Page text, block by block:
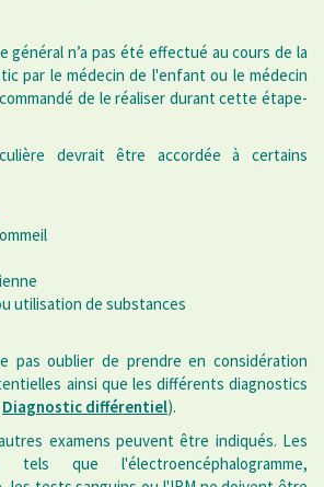
général n’a pas été effectué au cours de la
par le médecin de l'enfant ou le médecin
de le réaliser durant cette étape-
devrait être accordée à certains
utilisation de substances
pas oublier de prendre en considération
ainsi que les différents diagnostics
Diagnostic différentiel).
examens peuvent être indiqués. Les
tels que l'électroencéphalogramme,